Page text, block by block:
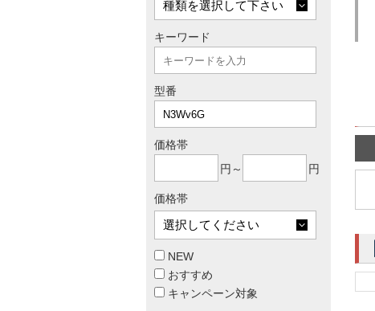
キーワード
型番
価格帯
円～
円
価格帯
NEW
おすすめ
キャンペーン対象